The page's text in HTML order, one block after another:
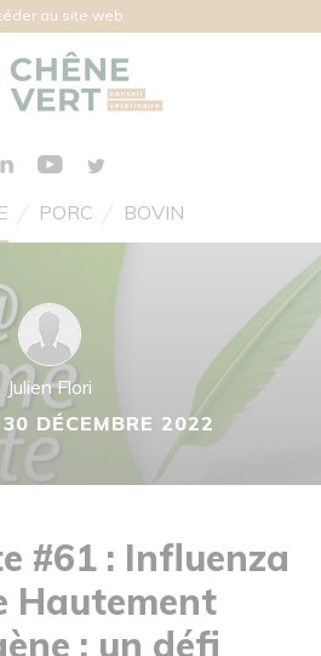
au site web
PORC BOVIN
Julien Flori
DÉCEMBRE 2022
#61 : Influenza
Hautement
: un défi